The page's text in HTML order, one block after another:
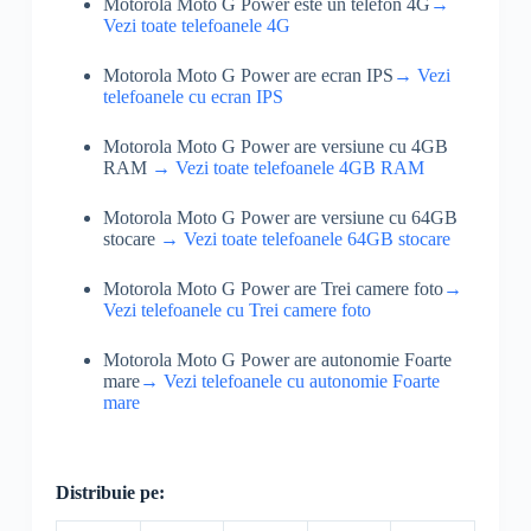
Vezi toate telefoanele 4G
Motorola Moto G Power are ecran IPS → Vezi
telefoanele cu ecran IPS
Motorola Moto G Power are versiune cu 4GB
RAM → Vezi toate telefoanele 4GB RAM
Motorola Moto G Power are versiune cu 64GB
stocare → Vezi toate telefoanele 64GB stocare
Motorola Moto G Power are Trei camere foto→
Vezi telefoanele cu Trei camere foto
Motorola Moto G Power are autonomie Foarte
mare→ Vezi telefoanele cu autonomie Foarte
mare
Distribuie pe: